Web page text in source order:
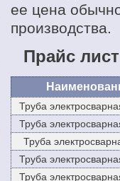
ее цена
производства.
Прайс
Труба
Труба
Труба
Труба
Труба